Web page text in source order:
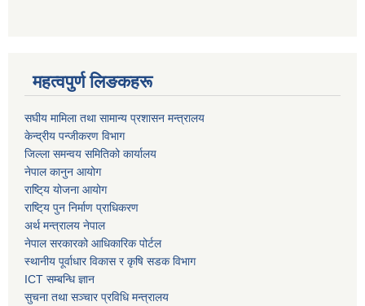
महत्वपुर्ण लिङकहरू
स‌घीय मामिला तथा सामान्य प्रशासन मन्त्रालय
केन्द्रीय पन्जीकरण विभाग
जिल्ला समन्वय समितिको कार्यालय
नेपाल कानुन आयोग
राष्टि्य योजना आयोग
राष्टि्य पुन निर्माण प्राधिकरण
अर्थ मन्त्रालय नेपाल
नेपाल सरकारको आधिकारिक पोर्टल
स्थानीय पूर्वाधार विकास र कृषि सडक विभाग
ICT सम्बन्धि ज्ञान
सुचना तथा सञ्चार प्रविधि मन्त्रालय